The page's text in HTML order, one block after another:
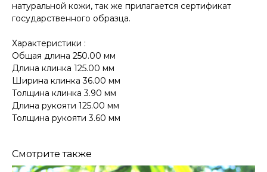
натуральной кожи, так же прилагается сертификат
государственного образца.
Характеристики :
Общая длина 250.00 мм
Длина клинка 125.00 мм
Ширина клинка 36.00 мм
Толщина клинка 3.90 мм
Длина рукояти 125.00 мм
Толщина рукояти 3.60 мм
Смотрите также